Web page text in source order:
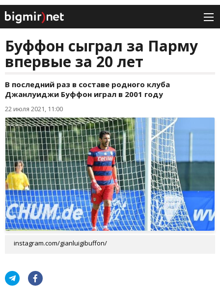
Буффон сыграл за Парму
впервые за 20 лет
В последний раз в составе родного клуба
Джанлуиджи Буффон играл в 2001 году
22 июля 2021, 11:00
instagram.com/gianluigibuffon/